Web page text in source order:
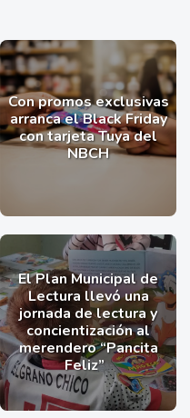
Con promos exclusivas
arranca el Black Friday
con tarjeta Tuya del
NBCH
El Plan Municipal de
Lectura llevó una
jornada de lectura y
concientización al
merendero “Pancita
Feliz”